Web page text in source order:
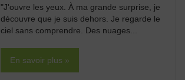
"J'ouvre les yeux. À ma grande surprise, je
découvre que je suis dehors. Je regarde le
ciel sans comprendre. Des nuages...
En savoir plus »